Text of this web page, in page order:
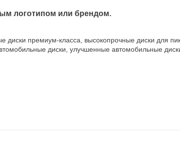
логотипом или брендом.
диски премиум-класса, высокопрочные диски для
диски, улучшенные автомобильные